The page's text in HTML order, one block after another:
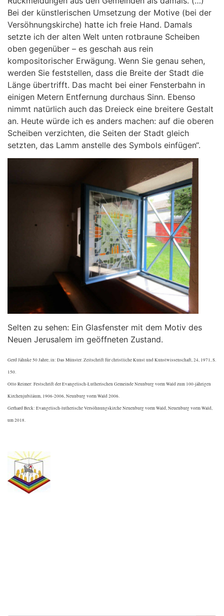
Bei der künstlerischen Umsetzung der Motive (bei der
Versöhnungskirche) hatte ich freie Hand. Damals
setzte ich der alten Welt unten rotbraune Scheiben
oben gegenüber – es geschah aus rein
kompositorischer Erwägung. Wenn Sie genau sehen,
werden Sie feststellen, dass die Breite der Stadt die
Länge übertrifft. Das macht bei einer Fensterbahn in
einigen Metern Entfernung durchaus Sinn. Ebenso
nimmt natürlich auch das Dreieck eine breitere Gestalt
an. Heute würde ich es anders machen: auf die oberen
Scheiben verzichten, die Seiten der Stadt gleich
setzten, das Lamm anstelle des Symbols einfügen“.
Selten zu sehen: Ein Glasfenster mit dem Motiv des
Neuen Jerusalem im geöffneten Zustand.
Gerd Jähnke 50 Jahre, in: Das Münster. Zeitschrift für christliche Kunst und Kunstwissenschaft, 24, 1971, S.
150.
Otto Reimer: Festschrift der Evangelisch-Lutherischen Gemeinde Neunburg vorm Wald zum 100-jährigen
Kirchenjubiläum, 1906-2006, Neunburg vorm Wald 2006.
Gerhard Beck: Evangelisch-lutherische Versöhnungskirche Neuenburg vorm Wald, Neuenburg vorm Wald,
um 2018.